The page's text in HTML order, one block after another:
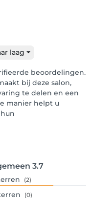
laag
beoordelingen.
bij deze salon,
te delen en een
manier helpt u
3.7
(2)
(0)